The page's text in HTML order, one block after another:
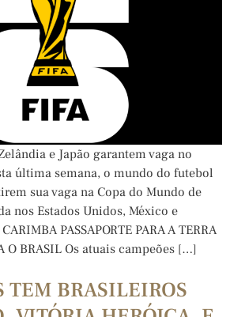
e Japão garantem vaga no
última semana, o mundo do futebol
sua vaga na Copa do Mundo de
nos Estados Unidos, México e
PASSAPORTE PARA A TERRA
O BRASIL Os atuais campeões […]
TEM BRASILEIROS